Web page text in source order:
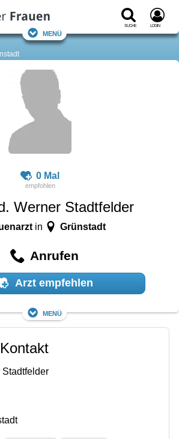
Suche Login
Menü
0 Mal
Werner Stadtfelder
in Grünstadt
Anrufen
Arzt empfehlen
Menü
Stadtfelder